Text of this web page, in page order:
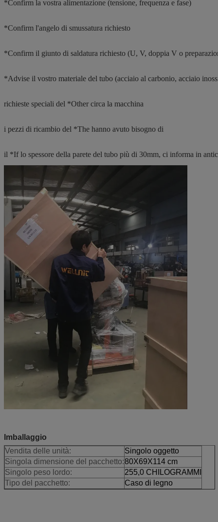
*Confirm la vostra alimentazione (tensione, frequenza e fase)
*Confirm l'angelo di smussatura richiesto
*Confirm il giunto di saldatura richiesto (U, V, doppia V o
*Advise il vostro materiale del tubo (acciaio al carbonio, acciaio
richieste speciali del *Other circa la macchina
i pezzi di ricambio del *The hanno avuto bisogno di
il *If lo spessore della parete del tubo più di 30mm, ci informa in
Imballaggio
Vendita delle unità:
Singolo oggetto
Singola dimensione del pacchetto:80X69X114 cm
Singolo peso lordo:
255,0 CHILOGRAMMI
Tipo del pacchetto:
Caso di legno